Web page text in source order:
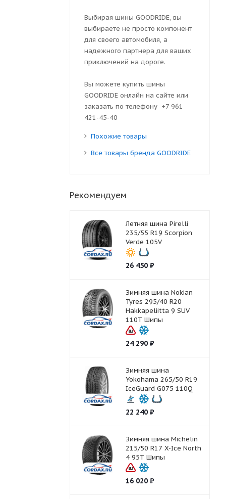
Выбирая шины GOODRIDE, вы
выбираете не просто компонент
для своего автомобиля, а
надежного партнера для ваших
приключений на дороге.
Вы можете купить шины
GOODRIDE онлайн на сайте или
заказать по телефону +7 961
421-45-40
Похожие товары
Все товары бренда GOODRIDE
Рекомендуем
Летняя шина Pirelli
235/55 R19 Scorpion
Verde 105V
26 450₽
Зимняя шина Nokian
Tyres 295/40 R20
Hakkapeliitta 9 SUV
110T Шипы
24 290₽
Зимняя шина
Yokohama 265/50 R19
IceGuard G075 110Q
22 240₽
Зимняя шина Michelin
215/50 R17 X-Ice North
4 95T Шипы
16 020₽